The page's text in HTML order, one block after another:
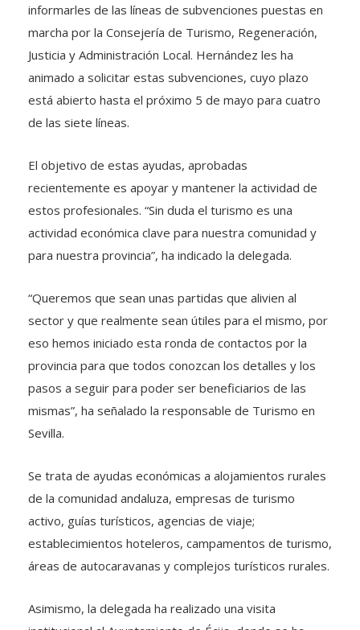
informarles de las líneas de subvenciones puestas en
marcha por la Consejería de Turismo, Regeneración,
Justicia y Administración Local. Hernández les ha
animado a solicitar estas subvenciones, cuyo plazo
está abierto hasta el próximo 5 de mayo para cuatro
de las siete líneas.
El objetivo de estas ayudas, aprobadas
recientemente es apoyar y mantener la actividad de
estos profesionales. “Sin duda el turismo es una
actividad económica clave para nuestra comunidad y
para nuestra provincia”, ha indicado la delegada.
“Queremos que sean unas partidas que alivien al
sector y que realmente sean útiles para el mismo, por
eso hemos iniciado esta ronda de contactos por la
provincia para que todos conozcan los detalles y los
pasos a seguir para poder ser beneficiarios de las
mismas”, ha señalado la responsable de Turismo en
Sevilla.
Se trata de ayudas económicas a alojamientos rurales
de la comunidad andaluza, empresas de turismo
activo, guías turísticos, agencias de viaje;
establecimientos hoteleros, campamentos de turismo,
áreas de autocaravanas y complejos turísticos rurales.
Asimismo, la delegada ha realizado una visita